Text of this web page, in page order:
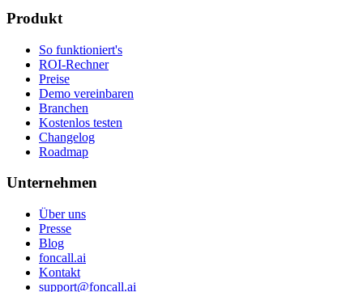
Produkt
So funktioniert's
ROI-Rechner
Preise
Demo vereinbaren
Branchen
Kostenlos testen
Changelog
Roadmap
Unternehmen
Über uns
Presse
Blog
foncall.ai
Kontakt
support@foncall.ai